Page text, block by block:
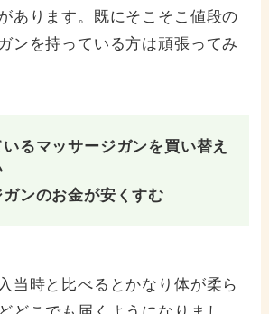
あります。既にそこそこ値段の
ンを持っている方は頑張ってみ
るマッサージガンを買い替え
ンのお金が安くすむ
当時と比べるとかなり体が柔ら